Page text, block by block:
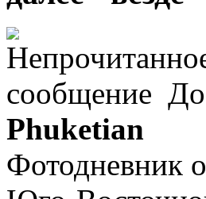
Phuketian
Фотодневник